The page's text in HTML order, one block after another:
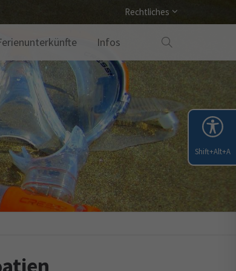
Rechtliches
Infos
Shift+Alt+A